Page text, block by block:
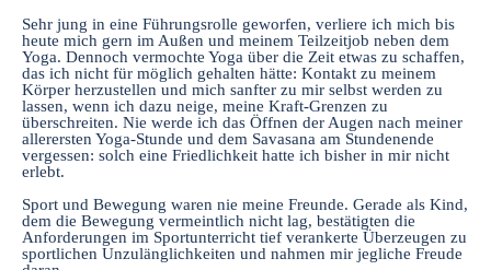
Sehr jung in eine Führungsrolle geworfen, verliere ich mich bis
heute mich gern im Außen und meinem Teilzeitjob neben dem
Yoga. Dennoch vermochte Yoga über die Zeit etwas zu schaffen,
das ich nicht für möglich gehalten hätte: Kontakt zu meinem
Körper herzustellen und mich sanfter zu mir selbst werden zu
lassen, wenn ich dazu neige, meine Kraft-Grenzen zu
überschreiten. Nie werde ich das Öffnen der Augen nach meiner
allerersten Yoga-Stunde und dem Savasana am Stundenende
vergessen: solch eine Friedlichkeit hatte ich bisher in mir nicht
erlebt.
Sport und Bewegung waren nie meine Freunde. Gerade als Kind,
dem die Bewegung vermeintlich nicht lag, bestätigten die
Anforderungen im Sportunterricht tief verankerte Überzeugen zu
sportlichen Unzulänglichkeiten und nahmen mir jegliche Freude